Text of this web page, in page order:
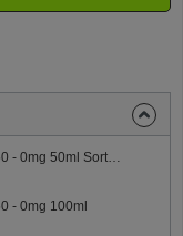
Culami Power Base - 50/50 - 0mg 50ml Sorte: 50/50
- 0mg 100ml